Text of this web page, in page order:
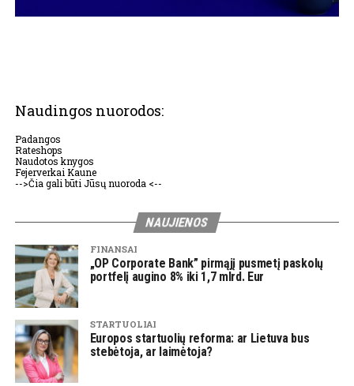
Naudingos nuorodos:
Padangos
Rateshops
Naudotos knygos
Fejerverkai Kaune
-->Čia gali būti Jūsų nuoroda <--
NAUJIENOS
FINANSAI
„OP Corporate Bank” pirmąjį pusmetį paskolų
portfelį augino 8% iki 1,7 mlrd. Eur
STARTUOLIAI
Europos startuolių reforma: ar Lietuva bus
stebėtoja, ar laimėtoja?